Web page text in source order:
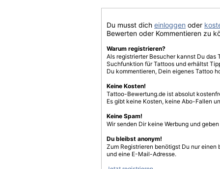
Du musst dich einloggen oder
Bewerten oder Kommentieren zu
Warum registrieren?
Als registrierter Besucher kannst Du
Suchfunktion für Tattoos und erhältst
Du kommentieren, Dein eigenes Tattoo
Keine Kosten!
Tattoo-Bewertung.de ist absolut
Es gibt keine Kosten, keine Abo-Fallen
Keine Spam!
Wir senden Dir keine Werbung und
Du bleibst anonym!
Zum Registrieren benötigst Du nur einen
und eine E-Mail-Adresse.